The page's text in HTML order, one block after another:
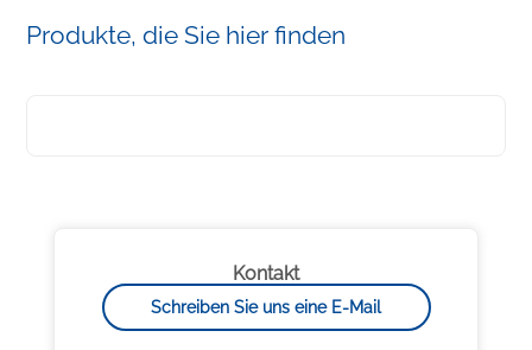
Produkte, die Sie hier finden
Kontakt
Schreiben Sie uns eine E-Mail